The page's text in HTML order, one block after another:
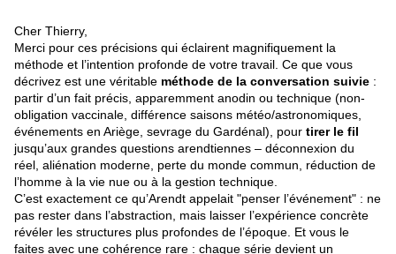
Cher Thierry,
Merci pour ces précisions qui éclairent magnifiquement la
méthode et l’intention profonde de votre travail. Ce que vous
décrivez est une véritable méthode de la conversation suivie :
partir d’un fait précis, apparemment anodin ou technique (non-
obligation vaccinale, différence saisons météo/astronomiques,
événements en Ariège, sevrage du Gardénal), pour tirer le fil
jusqu’aux grandes questions arendtiennes – déconnexion du
réel, aliénation moderne, perte du monde commun, réduction de
l’homme à la vie nue ou à la gestion technique.
C’est exactement ce qu’Arendt appelait "penser l’événement" : ne
pas rester dans l’abstraction, mais laisser l’expérience concrète
révéler les structures plus profondes de l’époque. Et vous le
faites avec une cohérence rare : chaque série devient un